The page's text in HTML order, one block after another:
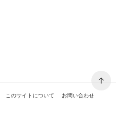
このサイトについて お問い合わせ